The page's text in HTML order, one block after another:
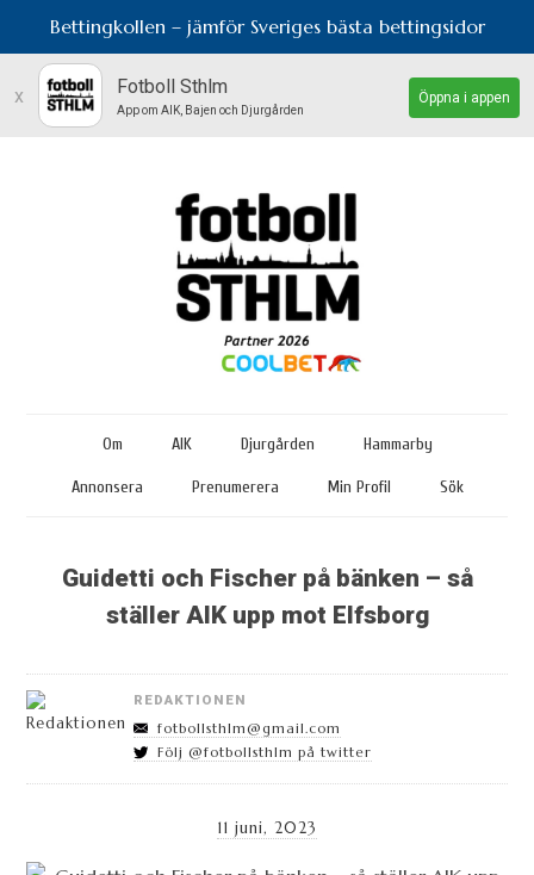
Bettingkollen – jämför Sveriges bästa bettingsidor
x Fotboll Sthlm
App om AIK, Bajen och Djurgården
Öppna i appen
Om AIK Djurgården Hammarby
Annonsera Prenumerera Min Profil Sök
Guidetti och Fischer på bänken – så
ställer AIK upp mot Elfsborg
REDAKTIONEN
fotbollsthlm@gmail.com
Följ @fotbollsthlm på twitter
11 juni, 2023